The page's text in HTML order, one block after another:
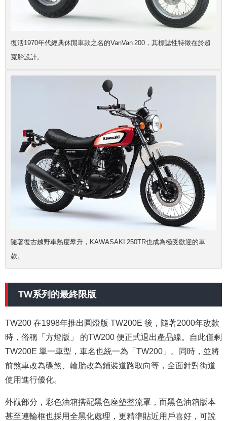
復活1970年代經典休閒車款之名的VanVan 200，其標誌性特徵在於超
寬胎設計。
隨著復古越野車熱度攀升，KAWASAKI 250TR也成為極受歡迎的車
款。
TW系列的最終限版
TW200 在1998年推出圓燈版 TW200E 後，隨著2000年改款
時，俗稱「方燈版」 的TW200 便正式退出產品線。自此僅剩
TW200E 單一車型，車名也統一為「TW200」。同時，並將
前煞車改為碟煞、輪胎改為鋪裝道路取向等，全面針對街道
使用進行優化。
外觀部分，彩色油箱搭配黑色座墊整流罩，而黑色油箱版本
甚至連輪框也採用全黑化處理，更精準貼近用戶喜好，可說